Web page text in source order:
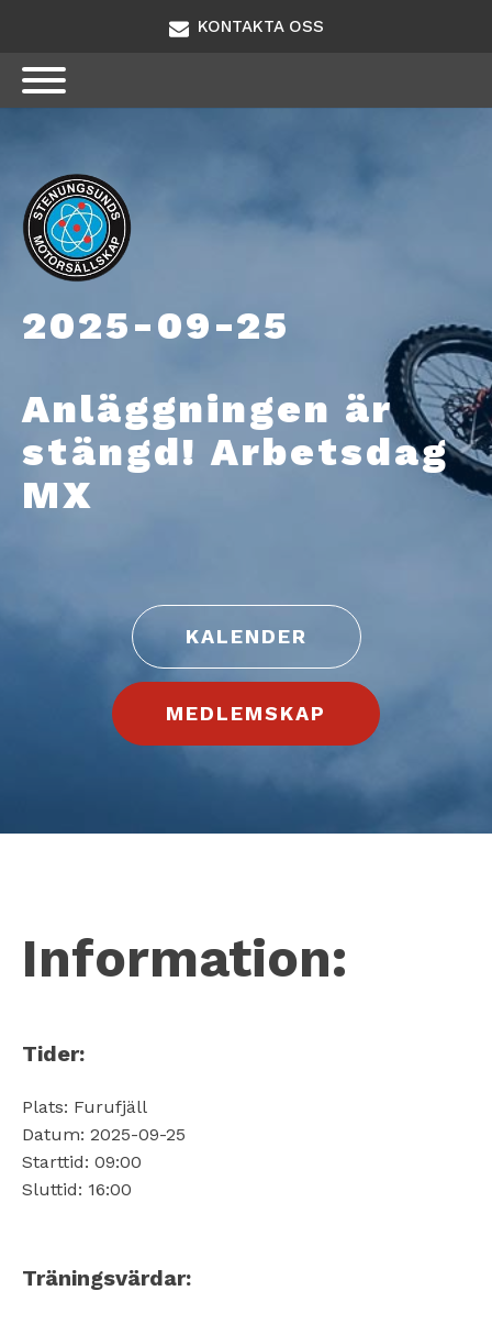
KONTAKTA OSS
2025-09-25
Anläggningen är
stängd! Arbetsdag
MX
KALENDER
MEDLEMSKAP
Information:
Tider:
Plats: Furufjäll
Datum: 2025-09-25
Starttid: 09:00
Sluttid: 16:00
Träningsvärdar: